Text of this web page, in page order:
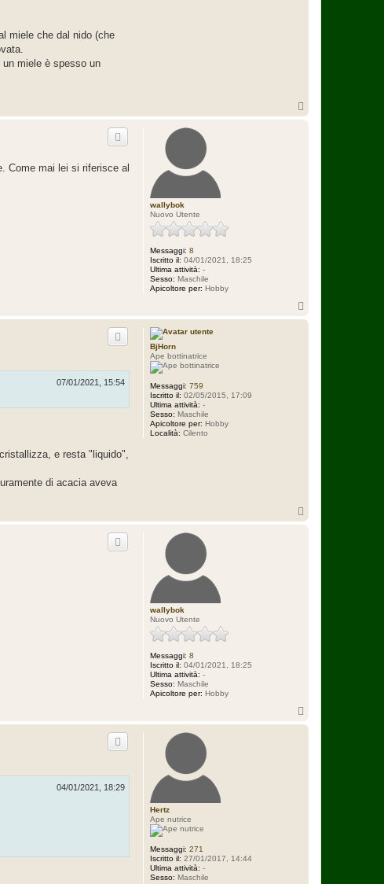
miele che dal nido (che
miele è spesso un
wallybok
Nuovo Utente
Messaggi: 8
Iscritto il: 04/01/2021, 18:25
Ultima attività: -
Sesso: Maschile
Apicoltore per: Hobby
Come mai lei si riferisce al
BjHorn
Ape bottinatrice
Messaggi: 759
Iscritto il: 02/05/2015, 17:09
Ultima attività: -
Sesso: Maschile
Apicoltore per: Hobby
Località: Cilento
07/01/2021, 15:54
e resta "liquido",
di acacia aveva
wallybok
Nuovo Utente
Messaggi: 8
Iscritto il: 04/01/2021, 18:25
Ultima attività: -
Sesso: Maschile
Apicoltore per: Hobby
Hertz
Ape nutrice
Messaggi: 271
Iscritto il: 27/01/2017, 14:44
Ultima attività: -
Sesso: Maschile
04/01/2021, 18:29